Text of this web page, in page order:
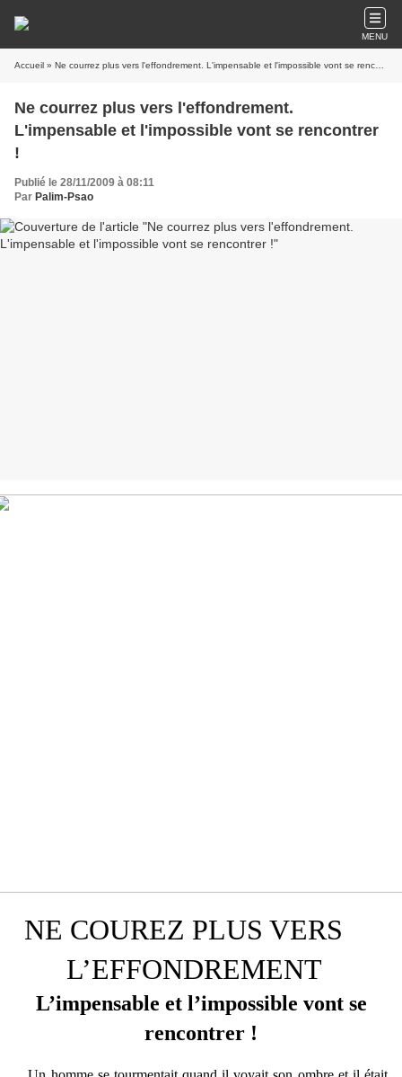
MENU
Accueil » Ne courrez plus vers l'effondrement. L'impensable et l'impossible vont se rencontrer !
Ne courrez plus vers l'effondrement.
L'impensable et l'impossible vont se rencontrer
!
Publié le 28/11/2009 à 08:11
Par Palim-Psao
NE COUREZ PLUS VERS
L’EFFONDREMENT
L’impensable et l’impossible vont se
rencontrer !